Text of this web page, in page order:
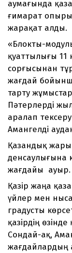
аумағында
ғимарат
жарақат алды.
«Блокты-
қуаттылығы 11
сорғысынан
жағдай
тарту
Пәтерлерді
аралап
Амангелді
Қазандық
денсаулығына
жағдайы ауыр.
Қазір жаңа
үйлер мен
градусты
қазірдің
Сондай-ақ,
жағдайлардың